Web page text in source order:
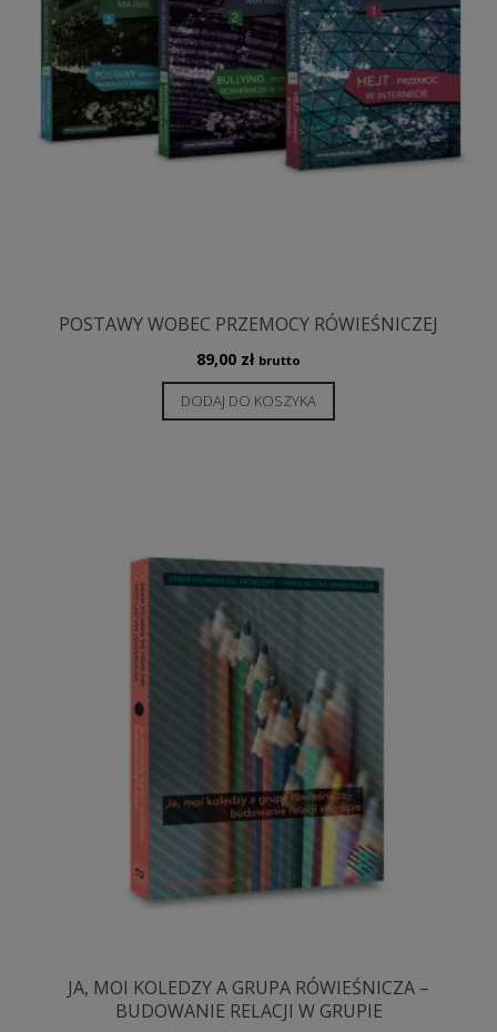
POSTAWY WOBEC PRZEMOCY RÓWIEŚNICZEJ
89,00 zł brutto
DODAJ DO KOSZYKA
JA, MOI KOLEDZY A GRUPA RÓWIEŚNICZA –
BUDOWANIE RELACJI W GRUPIE